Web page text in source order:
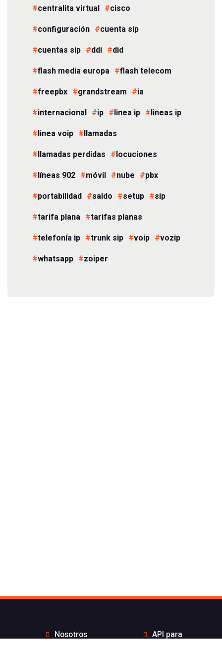
centralita virtual
cisco
configuración
cuenta sip
cuentas sip
ddi
did
flash media europa
flash telecom
freepbx
grandstream
ia
internacional
ip linea ip
lineas ip
linea voip
llamadas
llamadas perdidas
locuciones
líneas 902
móvil nube
pbx
portabilidad
saldo setup
sip
tarifa plana
tarifas planas
telefonía ip
trunk sip voip
vozip
whatsapp
zoiper
Nosotros
API para